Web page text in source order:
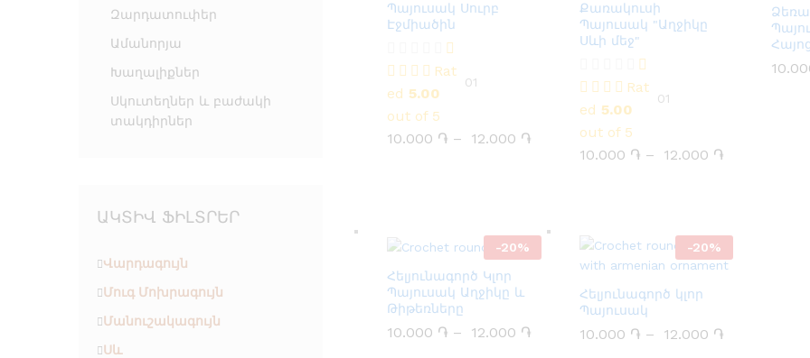
Պայուսակ Սուրբ
Էջմիածին
Rat
ed 5.00
out of 5
01
10.000 ֏ – 12.000 ֏
֏
Քառակուսի
Պայուսակ "Աղջիկը
Սևի մեջ"
Rat
ed 5.00
out of 5
01
10.000 ֏ – 12.000 ֏
֏
-20%
Հելյունագործ Կլոր
Պայուսակ Աղջիկը և
Թիթեռները
10.000 ֏ – 12.000 ֏
10.000 ֏ 12.000 ֏
-20%
Հելյունագործ կլոր
Պայուսակ
10.000 ֏ – 12.000 ֏
10.000 ֏ 12.000 ֏
Զարդատուփեր
Ամանորյա
Խաղալիքներ
Սկուտեղներ և բաժակի
տակդիրներ
ԱԿՏԻՎ ՖԻԼՏՐԵՐ
Վարդագույն
Մուգ Մոխրագույն
Մանուշակագույն
Սև